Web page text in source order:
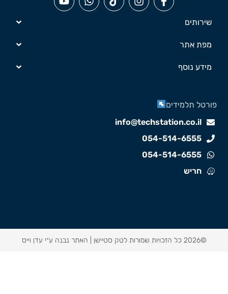
שירותים
מפת אתר
מידע נוסף
info@techstation.co.il
054-514-6555
054-514-6555
חריש
תלמידים
האתר נבנה ע״י עדן וייס